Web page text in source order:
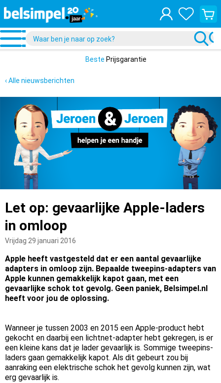
Bekijk
je
Beste Prijsgarantie
‹ Alle nieuwsberichten
Let op: gevaarlijke Apple-laders
in omloop
Vrijdag 29 januari 2016
Apple heeft vastgesteld dat er een aantal gevaarlijke
adapters in omloop zijn. Bepaalde tweepins-adapters van
Apple kunnen gemakkelijk kapot gaan, met een
gevaarlijke schok tot gevolg. Geen paniek, Belsimpel.nl
heeft voor jou de oplossing.
Wanneer je tussen 2003 en 2015 een Apple-product hebt
gekocht en daarbij een lichtnet-adapter hebt gekregen, is er
een kleine kans dat je lader gevaarlijk is. Sommige tweepins-
laders gaan gemakkelijk kapot. Als dit gebeurt zou bij
aanraking een elektrische schok het gevolg kunnen zijn, wat
erg gevaarlijk is.